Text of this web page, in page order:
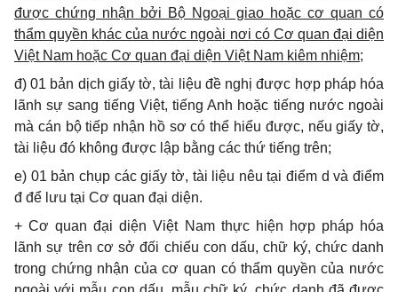
được chứng nhận bởi Bộ Ngoại giao hoặc cơ quan có
thẩm quyền khác của nước ngoài nơi có Cơ quan đại diện
ViệtNam hoặc Cơ quan đại diện Việt Nam kiêm nhiệm;
đ) 01 bản dịch giấy tờ, tài liệu đề nghị được hợp pháp hóa
ãnh sự sang tiếng Việt, tiếng Anh hoặc tiếng nước ngoài
mà cán bộ tiếp nhận hồsơ có thể hiểu được, nếu giấy tờ,
tài liệu đó không được lập bằng các thứ tiếng trên;
e) 01 bản chụp các giấy tờ, tài liệu nêu tại điểm d và điểm
đ để lưu tại Cơ quan đại diện.
+ Cơ quan đại diện Việt Nam thực hiện hợp pháp hóa
lãnh sự trên cơ sở đối chiếu con dấu, chữ ký, chức danh
trong chứng nhận của cơ quan có thẩm quyền của nước